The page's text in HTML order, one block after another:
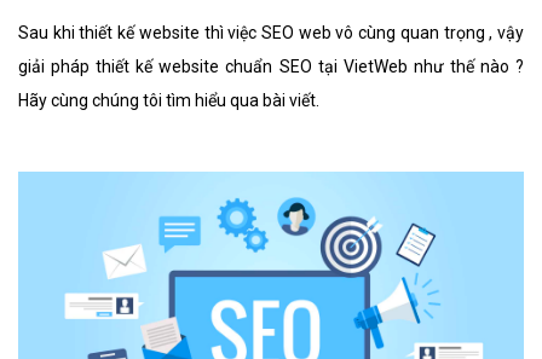
Sau khi thiết kế website thì việc SEO web vô cùng quan trọng , vậy
giải pháp thiết kế website chuẩn SEO tại VietWeb như thế nào ?
Hãy cùng chúng tôi tìm hiểu qua bài viết.